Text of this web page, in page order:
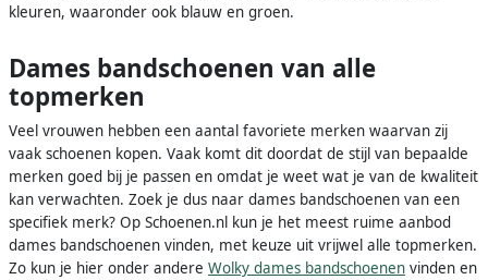
kleuren, waaronder ook blauw en groen.
Dames bandschoenen van alle
topmerken
Veel vrouwen hebben een aantal favoriete merken waarvan zij
vaak schoenen kopen. Vaak komt dit doordat de stijl van bepaalde
merken goed bij je passen en omdat je weet wat je van de kwaliteit
kan verwachten. Zoek je dus naar dames bandschoenen van een
specifiek merk? Op Schoenen.nl kun je het meest ruime aanbod
dames bandschoenen vinden, met keuze uit vrijwel alle topmerken.
Zo kun je hier onder andere Wolky dames bandschoenen vinden en